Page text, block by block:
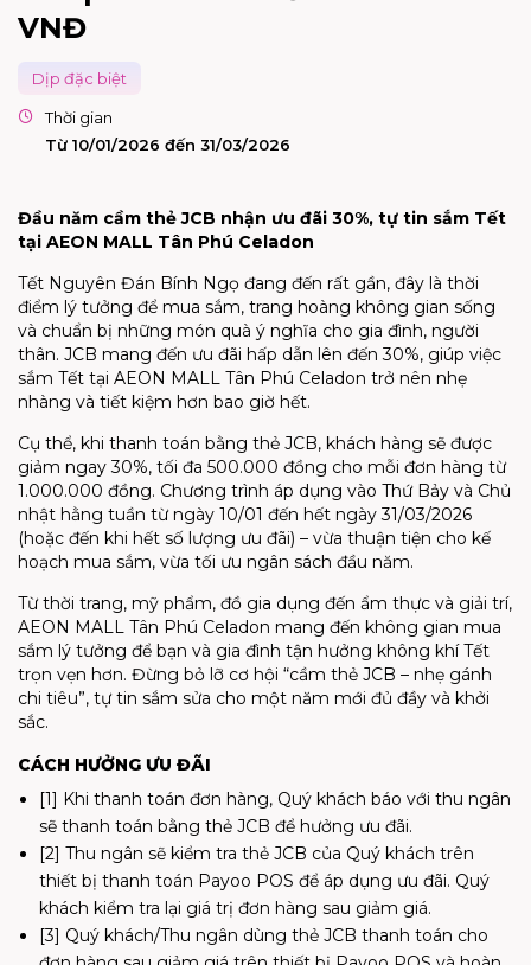
VNĐ
Dịp đặc biệt
Thời gian
Từ 10/01/2026 đến 31/03/2026
Đầu năm cầm thẻ JCB nhận ưu đãi 30%, tự tin sắm Tết
tại AEON MALL Tân Phú Celadon
Tết Nguyên Đán Bính Ngọ đang đến rất gần, đây là thời
điểm lý tưởng để mua sắm, trang hoàng không gian sống
và chuẩn bị những món quà ý nghĩa cho gia đình, người
thân. JCB mang đến ưu đãi hấp dẫn lên đến 30%, giúp việc
sắm Tết tại AEON MALL Tân Phú Celadon trở nên nhẹ
nhàng và tiết kiệm hơn bao giờ hết.
Cụ thể, khi thanh toán bằng thẻ JCB, khách hàng sẽ được
giảm ngay 30%, tối đa 500.000 đồng cho mỗi đơn hàng từ
1.000.000 đồng. Chương trình áp dụng vào Thứ Bảy và Chủ
nhật hằng tuần từ ngày 10/01 đến hết ngày 31/03/2026
(hoặc đến khi hết số lượng ưu đãi) – vừa thuận tiện cho kế
hoạch mua sắm, vừa tối ưu ngân sách đầu năm.
Từ thời trang, mỹ phẩm, đồ gia dụng đến ẩm thực và giải trí,
AEON MALL Tân Phú Celadon mang đến không gian mua
sắm lý tưởng để bạn và gia đình tận hưởng không khí Tết
trọn vẹn hơn. Đừng bỏ lỡ cơ hội “cầm thẻ JCB – nhẹ gánh
chi tiêu”, tự tin sắm sửa cho một năm mới đủ đầy và khởi
sắc.
CÁCH HƯỞNG ƯU ĐÃI
[1] Khi thanh toán đơn hàng, Quý khách báo với thu ngân
sẽ thanh toán bằng thẻ JCB để hưởng ưu đãi.
[2] Thu ngân sẽ kiểm tra thẻ JCB của Quý khách trên
thiết bị thanh toán Payoo POS để áp dụng ưu đãi. Quý
khách kiểm tra lại giá trị đơn hàng sau giảm giá.
[3] Quý khách/Thu ngân dùng thẻ JCB thanh toán cho